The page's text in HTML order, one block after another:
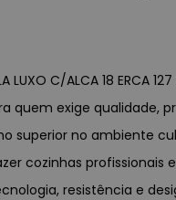
LUXO C/ALCA 18 ERCA
quem exige qualidade,
superior no ambiente
cozinhas profissionais
resistência e